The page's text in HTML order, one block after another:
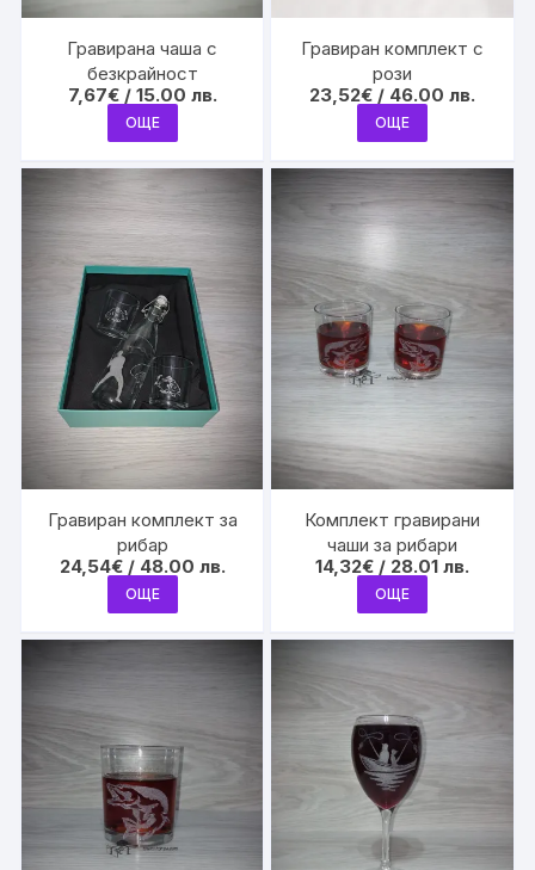
Гравирана чаша с
безкрайност
7,67€ / 15.00 лв.
ОЩЕ
Гравиран комплект с
рози
23,52€ / 46.00 лв.
ОЩЕ
Гравиран комплект за
рибар
24,54€ / 48.00 лв.
ОЩЕ
Комплект гравирани
чаши за рибари
14,32€ / 28.01 лв.
ОЩЕ